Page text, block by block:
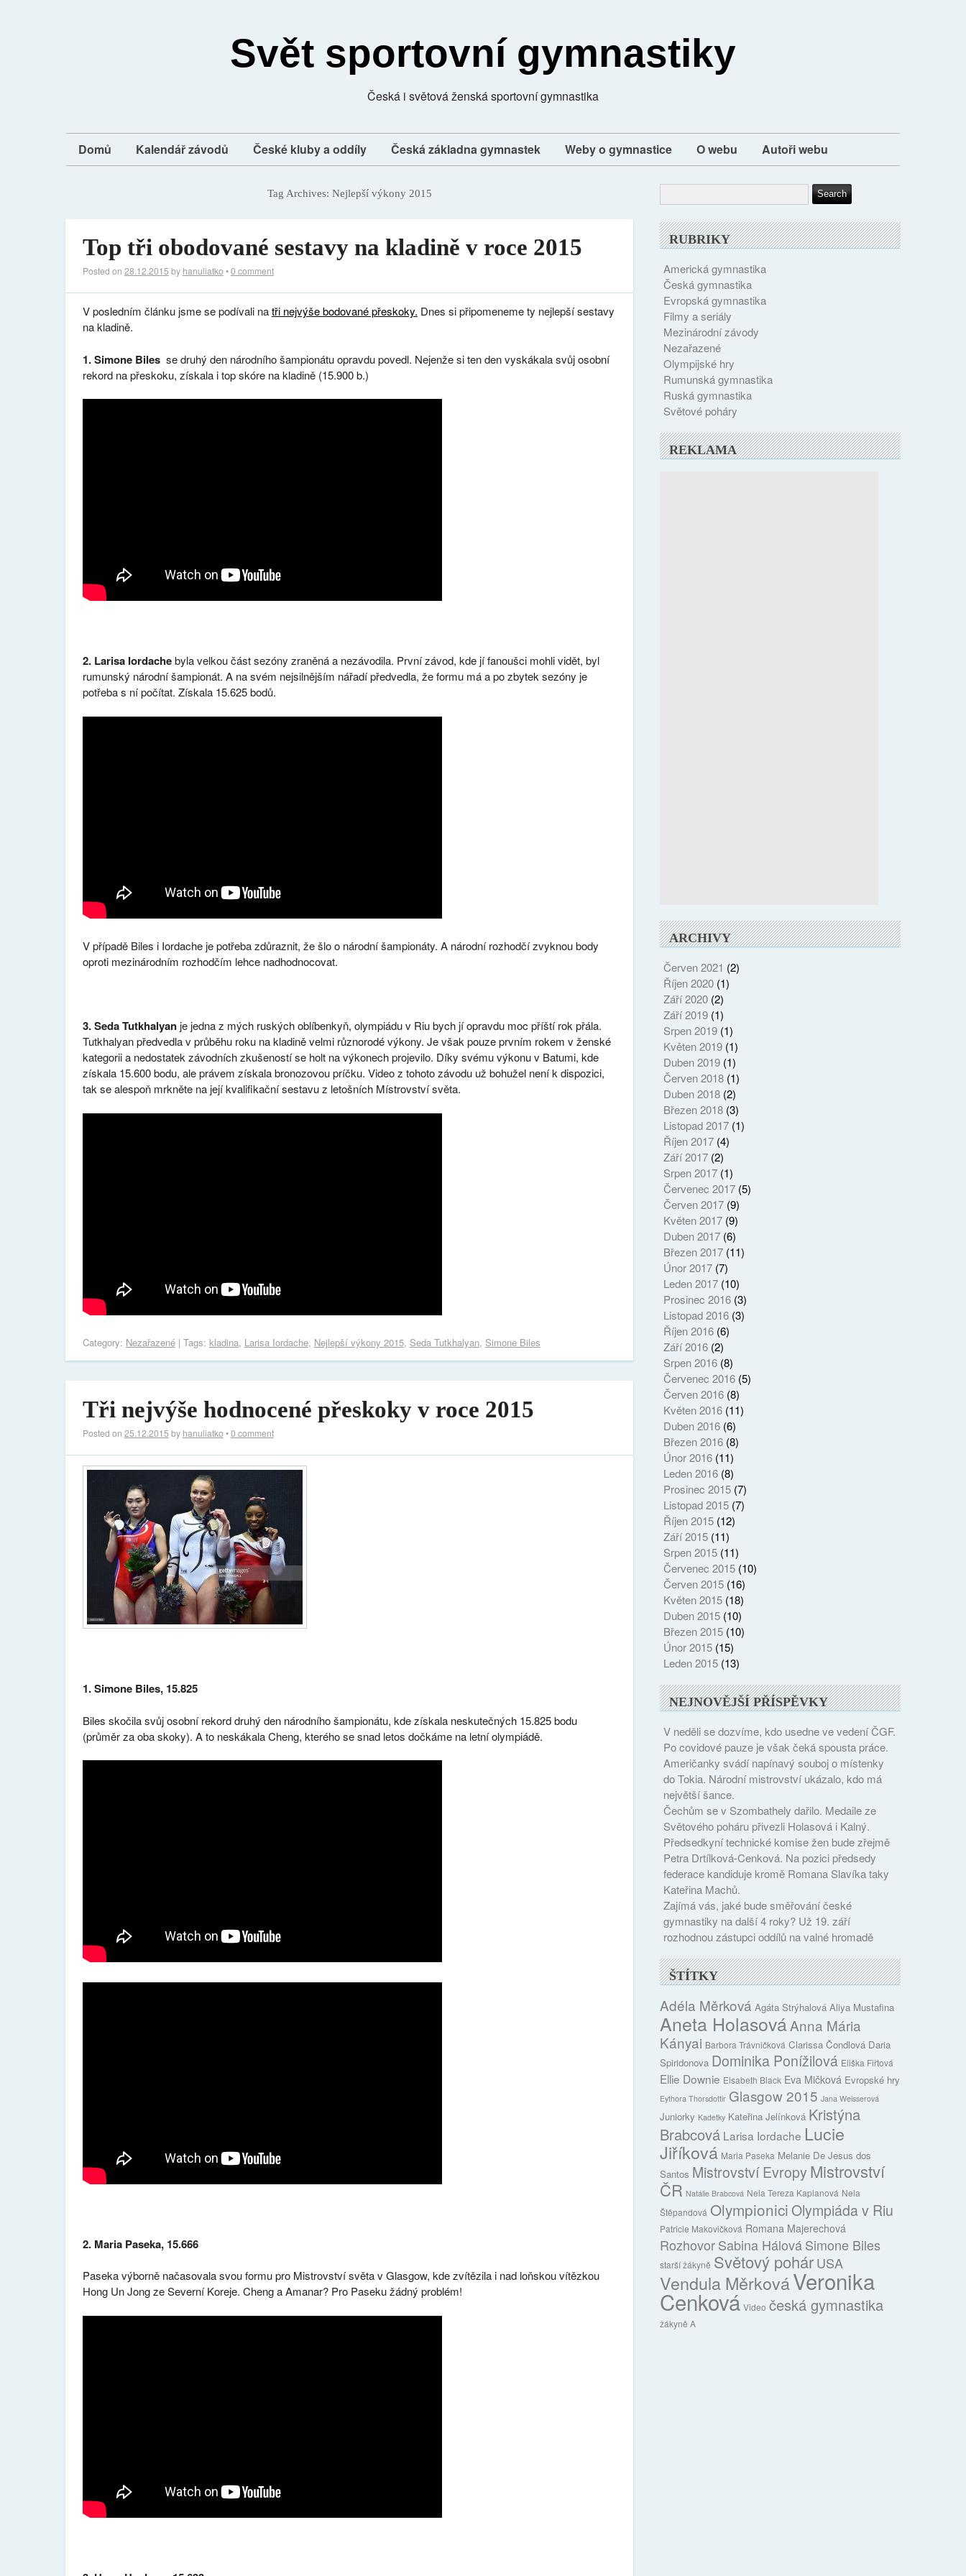
Svět sportovní gymnastiky
Česká i světová ženská sportovní gymnastika
Domů Kalendář závodů České kluby a oddíly Česká základna gymnastek Weby o gymnastice O webu Autoři webu
Tag Archives: Nejlepší výkony 2015
Top tři obodované sestavy na kladině v roce 2015
Posted on 28.12.2015 by hanuliatko •0 comment
V posledním článku jsme se podívali natři nejvýše bodované přeskoky. Dnes si připomeneme ty nejlepší sestavy
na kladině.
1. Simone Bilesse druhý den národního šampionátu opravdu povedl. Nejenže si ten den vyskákala svůj osobní
rekord na přeskoku, získala i top skóre na kladině (15.900 b.)
2. Larisa Iordachebyla velkou část sezóny zraněná a nezávodila. První závod, kde jí fanoušci mohli vidět, byl
rumunský národní šampionát. A na svém nejsilnějším nářadí předvedla, že formu má a po zbytek sezóny je
potřeba s ní počítat. Získala 15.625 bodů.
V případě Biles i Iordache je potřeba zdůraznit, že šlo o národní šampionáty. A národní rozhodčí zvyknou body
oproti mezinárodním rozhodčím lehce nadhodnocovat.
3. Seda Tutkhalyanje jedna z mých ruských oblíbenkyň, olympiádu v Riu bych jí opravdu moc příští rok přála.
Tutkhalyan předvedla v průběhu roku na kladině velmi různorodé výkony. Je však pouze prvním rokem v ženské
kategorii a nedostatek závodních zkušeností se holt na výkonech projevilo. Díky svému výkonu v Batumi, kde
získala 15.600 bodu, ale právem získala bronozovou príčku. Video z tohoto závodu už bohužel není k dispozici,
tak se alespoň mrkněte na její kvalifikační sestavu z letošních Místrovství světa.
Category: Nezařazené| Tags: kladina, Larisa Iordache, Nejlepší výkony 2015, Seda Tutkhalyan, Simone Biles
Tři nejvýše hodnocené přeskoky v roce 2015
Posted on 25.12.2015 by hanuliatko •0 comment
1. Simone Biles, 15.825
Biles skočila svůj osobní rekord druhý den národního šampionátu, kde získala neskutečných 15.825 bodu
(průměr za oba skoky). A to neskákala Cheng, kterého se snad letos dočkáme na letní olympiádě.
2. Maria Paseka, 15.666
Paseka výborně načasovala svou formu pro Mistrovství světa v Glasgow, kde zvítězila i nad loňskou vítězkou
Hong Un Jong ze Severní Koreje. Cheng a Amanar? Pro Paseku žádný problém!
RUBRIKY
Americká gymnastika
Česká gymnastika
Evropská gymnastika
Filmy a seriály
Mezinárodní závody
Nezařazené
Olympijské hry
Rumunská gymnastika
Ruská gymnastika
Světové poháry
REKLAMA
ARCHIVY
Červen 2021 (2)
Říjen 2020(1)
Září 2020(2)
Září 2019(1)
Srpen 2019(1)
Květen 2019(1)
Duben 2019(1)
Červen 2018(1)
Duben 2018(2)
Březen 2018(3)
Listopad 2017(1)
Říjen 2017(4)
Září 2017(2)
Srpen 2017(1)
Červenec 2017(5)
Červen 2017(9)
Květen 2017(9)
Duben 2017(6)
Březen 2017(11)
Únor 2017(7)
Leden 2017(10)
Prosinec 2016(3)
Listopad 2016(3)
Říjen 2016(6)
Září 2016(2)
Srpen 2016(8)
Červenec 2016(5)
Červen 2016(8)
Květen 2016(11)
Duben 2016(6)
Březen 2016(8)
Únor 2016(11)
Leden 2016(8)
Prosinec 2015(7)
Listopad 2015(7)
Říjen 2015(12)
Září 2015(11)
Srpen 2015(11)
Červenec 2015(10)
Červen 2015(16)
Květen 2015(18)
Duben 2015(10)
Březen 2015(10)
Únor 2015(15)
Leden 2015(13)
NEJNOVĚJŠÍ PŘÍSPĚVKY
V neděli se dozvíme, kdo usedne ve vedení ČGF.
Po covidové pauze je však čeká spousta práce.
Američanky svádí napínavý souboj o místenky
do Tokia. Národní mistrovství ukázalo, kdo má
největší šance.
Čechům se v Szombathely dařilo. Medaile ze
Světového poháru přivezli Holasová i Kalný.
Předsedkyní technické komise žen bude zřejmě
Petra Drtílková-Cenková. Na pozici předsedy
federace kandiduje kromě Romana Slavíka taky
Kateřina Machů.
Zajímá vás, jaké bude směřování české
gymnastiky na další 4 roky? Už 19. září
rozhodnou zástupci oddílů na valné hromadě
ŠTÍTKY
Adéla Měrková Agáta Strýhalová Aliya Mustafina
Aneta HolasováAnna Mária
Kányai Barbora Trávničková Clarissa Čondlová Daria
Spiridonova Dominika Ponížilová Eliška Fiřtová
Ellie Downie Elsabeth Black Eva Mičková Evropské hry
Eythora Thorsdottir Glasgow 2015 Jana Weisserová
Juniorky Kadetky Kateřina Jelínková Kristýna
Brabcová Larisa Iordache Lucie
Jiříková Maria Paseka Melanie De Jesus dos
Santos Mistrovství Evropy Mistrovství
ČR Natálie Brabcová Nela Tereza Kaplanová Nela
Štěpandová OlympioniciOlympiáda v Riu
Patricie Makovičková Romana Majerechová
RozhovorSabina HálováSimone Biles
starší žákyně Světový pohárUSA
Vendula MěrkováVeronika
Cenková Video česká gymnastika
žákyně A